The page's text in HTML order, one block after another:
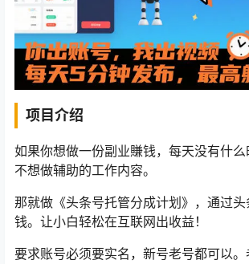
项目介绍
如果你想做一份副业賺钱，每天没有什么
不想做辅助的工作内容。
那就做《头条号托管分成计划》，通过
钱。让小白轻松在互联网出收益！
要求账号必须要实名，新号老号都可以